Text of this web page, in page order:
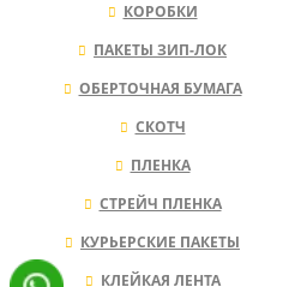
КОРОБКИ
ПАКЕТЫ ЗИП-ЛОК
ОБЕРТОЧНАЯ БУМАГА
СКОТЧ
ПЛЕНКА
СТРЕЙЧ ПЛЕНКА
КУРЬЕРСКИЕ ПАКЕТЫ
КЛЕЙКАЯ ЛЕНТА